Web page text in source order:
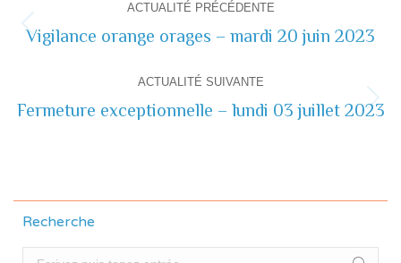
de
commentaire
ACTUALITÉ PRÉCÉDENTE
Actualité
Vigilance orange orages – mardi 20 juin 2023
ACTUALITÉ SUIVANTE
Actualité
Fermeture exceptionnelle – lundi 03 juillet 2023
Recherche
Recherche